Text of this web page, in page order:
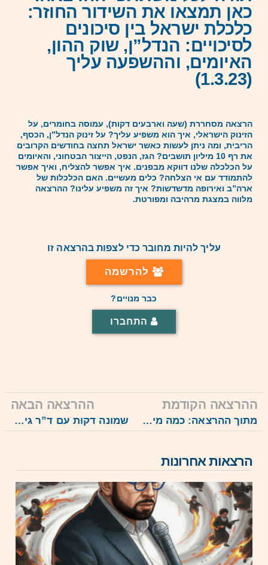
כאן תמצאו את השידור החוזר:
כלכלת ישראל בין סיכונים
לסיכויים: הנדל”ן, שוק ההון,
האיומים, וההשפעה עליך
(1.3.23)
הרצאה מסחררת (שעה וארבעים דקות), עמוסה בחומרים, על
הזינוק הישראלי, איך הוא משפיע עליך? על זינוק הנדל”ן, הכסף,
הריבית, ומה ניתן לעשות כאשר ישראל תחצה בחודשים הקרובים
את רף 10 מיליון תושבים? הגז, הנפט, הייצור הבטחוני, והאיומים
על הכלכלה שלנו דווקא מבפנים. איך אפשר להצליח, ואיך אפשר
להתמודד עם אי הצלחה? כלים מעשיים. האם הכלכלות של
ארה”ב ואירופה מדשדשות? איך זה משפיע עלינו? ההרצאה
מלווה במצגת מרהיבה ומפורטת.
עליך להיות מחובר כדי לצפות בהרצאה זו
להרשמה
כבר מנויים?
התחברו
ההרצאה הקודמת
מתוך ההרצאה: כמה מיליוני מסתננים לא חוקיים הכניס כבר מימשל ביידן עד היום? נתונים רשמיים (וידאו קצר)
ההרצאה הבאה
שמונה דקות עם ד”ר גיא בכור – איך להצליח, ואיך להתמודד עם אי הצלחה, מתוך ההרצאה הגדולה
הרצאות אחרונות